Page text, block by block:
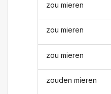
zou mieren
zou mieren
zou mieren
zouden mieren